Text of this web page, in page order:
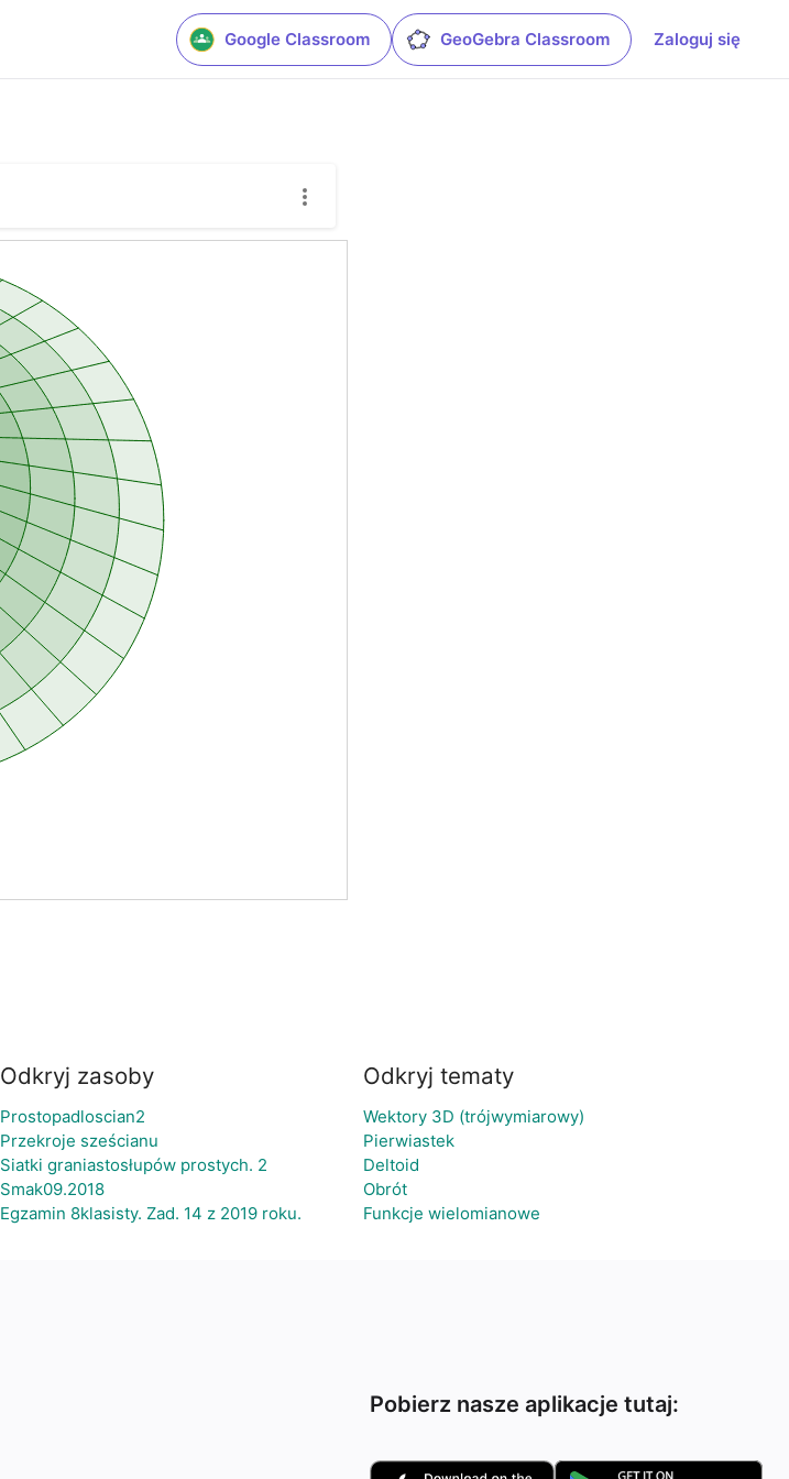
Google Classroom GeoGebra Classroom Zaloguj się
Odkryj zasoby
Prostopadloscian2
Przekroje sześcianu
Siatki graniastosłupów prostych. 2
Smak09.2018
Egzamin 8klasisty. Zad. 14 z 2019 roku.
Odkryj tematy
Wektory 3D (trójwymiarowy)
Pierwiastek
Deltoid
Obrót
Funkcje wielomianowe
Pobierz nasze aplikacje tutaj: